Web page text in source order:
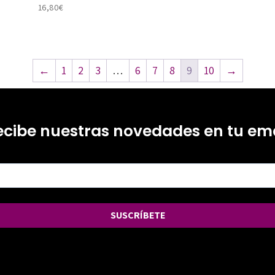
16,80€
← 1 2 3 … 6 7 8 9 10 →
nuestras novedades en tu
SUSCRÍBETE